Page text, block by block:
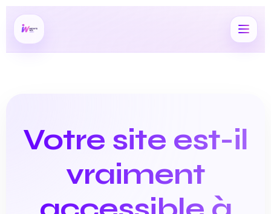
Votre site est-il
vraiment